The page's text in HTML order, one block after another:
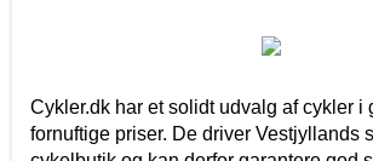
Cykler.dk har et solidt udvalg af cykler i
fornuftige priser. De driver Vestjyllands